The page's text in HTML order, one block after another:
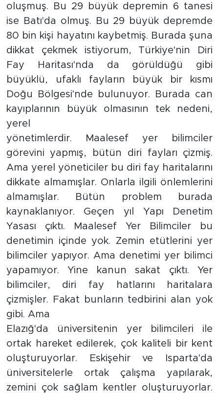
oluşmuş. Bu 29 büyük depremin 6 tanesi
ise Batı'da olmuş. Bu 29 büyük depremde
80 bin kişi hayatını kaybetmiş. Burada şuna
dikkat çekmek istiyorum, Türkiye'nin Diri
Fay Haritası'nda da görüldüğü gibi
büyüklü, ufaklı fayların büyük bir kısmı
Doğu Bölgesi'nde bulunuyor. Burada can
kayıplarının büyük olmasının tek nedeni,
yerel
yönetimlerdir. Maalesef yer bilimciler
görevini yapmış, bütün diri fayları çizmiş.
Ama yerel yöneticiler bu diri fay haritalarını
dikkate almamışlar. Onlarla ilgili önlemlerini
almamışlar. Bütün problem burada
kaynaklanıyor. Geçen yıl Yapı Denetim
Yasası çıktı. Maalesef Yer Bilimciler bu
denetimin içinde yok. Zemin etütlerini yer
bilimciler yapıyor. Ama denetimi yer bilimci
yapamıyor. Yine kanun sakat çıktı. Yer
bilimciler, diri fay hatlarını haritalara
çizmişler. Fakat bunların tedbirini alan yok
gibi. Ama
Elazığ'da üniversitenin yer bilimcileri ile
ortak hareket edilerek, çok kaliteli bir kent
oluşturuyorlar. Eskişehir ve Isparta'da
üniversitelerle ortak çalışma yapılarak,
zemini çok sağlam kentler oluşturuyorlar.